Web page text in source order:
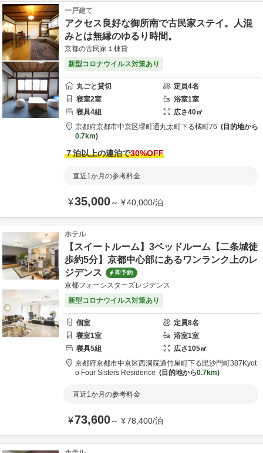
一戸建て
アクセス良好な御所南で古民家ステイ。人混
みとは無縁のゆるり時間。
京都の古民家１棟貸
新型コロナウイルス対策あり
丸ごと貸切 定員4名
寝室2室 浴室1室
寝具4組 広さ40㎡
京都府京都市中京区堺町通丸太町下る橘町76
目的地から
0.7km
７泊以上の連泊で30%OFF
直近1か月の参考料金
¥35,000～ ¥40,000/泊
ホテル
【スイートルーム】3ベッドルーム【二条城徒
歩約5分】京都中心部にあるワンランク上のレ
ジデンス
即予約
京都フォーシスターズレジデンス
新型コロナウイルス対策あり
個室 定員8名
寝室1室 浴室1室
寝具5組 広さ105㎡
京都府京都市中京区西洞院通竹屋町下る毘沙門町387 Kyot
o Four Sisters Residence
目的地から0.7km
直近1か月の参考料金
¥73,600～ ¥78,400/泊